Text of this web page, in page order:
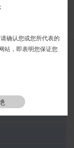
电话400-
确认您或您所代表的
站，即表明您保证您